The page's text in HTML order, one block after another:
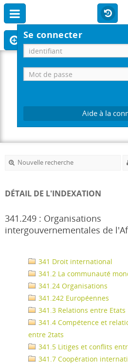
Se connecter
Aide à la
Nouvelle recherche
DÉTAIL DE L'INDEXATION
341.249 : Organisations
intergouvernementales de
341 Droit international
341.2 La communauté
341.24 Organisations
341.242 Européennes
341.3 Relations entre Etats
341.4 Compétence et
entre 2tats
341.5 Litiges et conflits
341.7 Coopération